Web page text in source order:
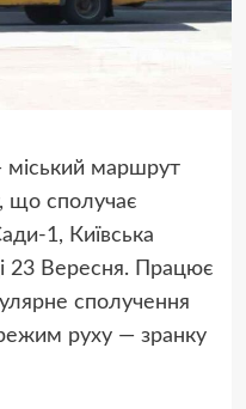
маршрут
що сполучає
1, Київська
23 Вересня. Працює
сполучення
руху — зранку